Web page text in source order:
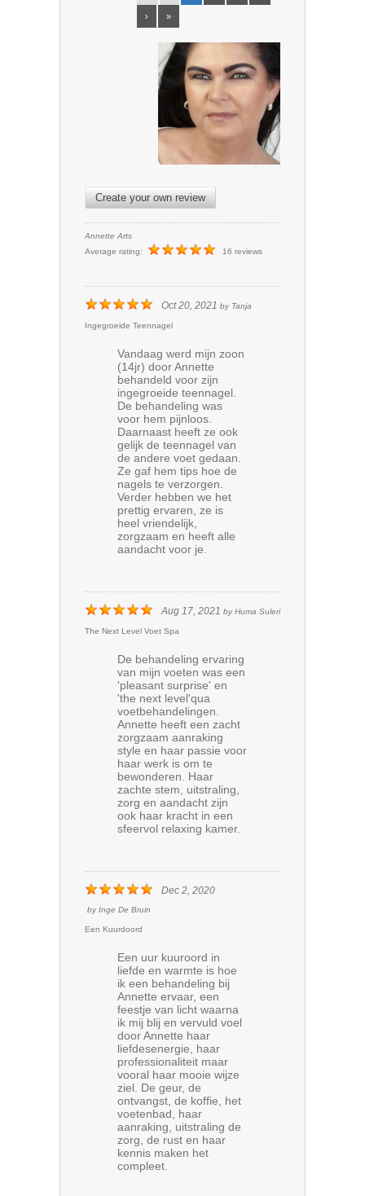
› »
Create your own review
Annette Arts
Average rating:
16 reviews
Oct 20, 2021 by Tanja
Ingegroeide Teennagel
Vandaag werd mijn zoon
(14jr) door Annette
behandeld voor zijn
ingegroeide teennagel.
De behandeling was
voor hem pijnloos.
Daarnaast heeft ze ook
gelijk de teennagel van
de andere voet gedaan.
Ze gaf hem tips hoe de
nagels te verzorgen.
Verder hebben we het
prettig ervaren, ze is
heel vriendelijk,
zorgzaam en heeft alle
aandacht voor je.
Aug 17, 2021 byHuma Suleri
The Next Level Voet Spa
De behandeling ervaring
van mijn voeten was een
'pleasant surprise' en
'the next level'qua
voetbehandelingen.
Annette heeft een zacht
zorgzaam aanraking
style en haar passie voor
haar werk is om te
bewonderen. Haar
zachte stem, uitstraling,
zorg en aandacht zijn
ook haar kracht in een
sfeervol relaxing kamer.
Dec 2, 2020
byInge De Bruin
Een Kuurdoord
Een uur kuuroord in
liefde en warmte is hoe
ik een behandeling bij
Annette ervaar, een
feestje van licht waarna
ik mij blij en vervuld voel
door Annette haar
liefdesenergie, haar
professionaliteit maar
vooral haar mooie wijze
ziel. De geur, de
ontvangst, de koffie, het
voetenbad, haar
aanraking, uitstraling de
zorg, de rust en haar
kennis maken het
compleet.